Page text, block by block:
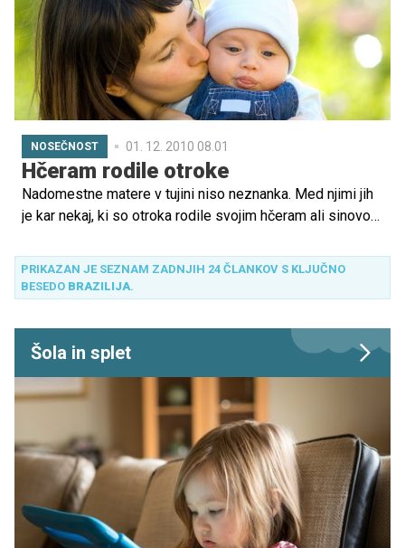
NOSEČNOST 01. 12. 2010 08.01
Hčeram rodile otroke
Nadomestne matere v tujini niso neznanka. Med njimi jih
je kar nekaj, ki so otroka rodile svojim hčeram ali sinovom
PRIKAZAN JE SEZNAM ZADNJIH 24 ČLANKOV S KLJUČNO
BESEDO BRAZILIJA.
Šola in splet